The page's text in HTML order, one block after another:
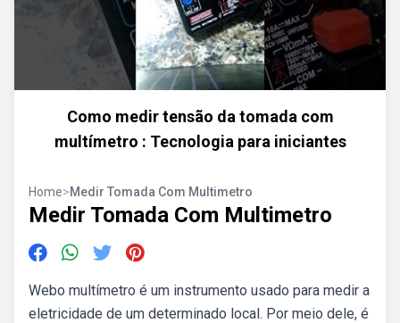
Como medir tensão da tomada com
multímetro : Tecnologia para iniciantes
Home>Medir Tomada Com Multimetro
Medir Tomada Com Multimetro
Webo multímetro é um instrumento usado para medir a
eletricidade de um determinado local. Por meio dele, é